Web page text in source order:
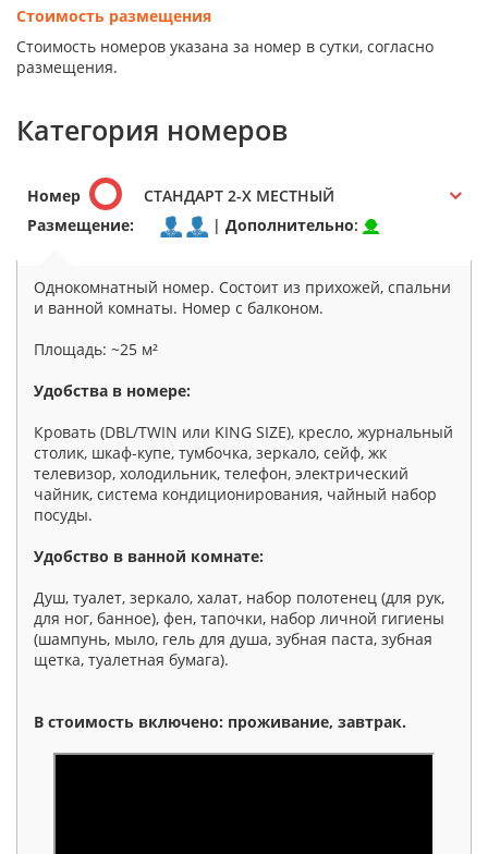
Стоимость размещения
Стоимость номеров указана за номер в сутки, согласно
размещения.
Категория номеров
Номер
СТАНДАРТ 2-Х МЕСТНЫЙ
Размещение:
| Дополнительно:
Однокомнатный номер. Состоит из прихожей, спальни
и ванной комнаты. Номер c балконом.
Площадь: ~25 м²
Удобства в номере:
Кровать (DBL/TWIN или KING SIZE), кресло, журнальный
столик, шкаф-купе, тумбочка, зеркало, сейф, жк
телевизор, холодильник, телефон, электрический
чайник, система кондиционирования, чайный набор
посуды.
Удобство в ванной комнате:
Душ, туалет, зеркало, халат, набор полотенец (для рук,
для ног, банное), фен, тапочки, набор личной гигиены
(шампунь, мыло, гель для душа, зубная паста, зубная
щетка, туалетная бумага).
В стоимость включено: проживание, завтрак.